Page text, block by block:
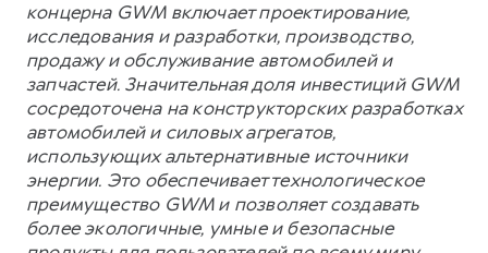
концерна GWM включает проектирование,
исследования и разработки, производство,
продажу и обслуживание автомобилей и
запчастей. Значительная доля инвестиций GWM
сосредоточена на конструкторских разработках
автомобилей и силовых агрегатов,
использующих альтернативные источники
энергии. Это обеспечивает технологическое
преимущество GWM и позволяет создавать
более экологичные, умные и безопасные